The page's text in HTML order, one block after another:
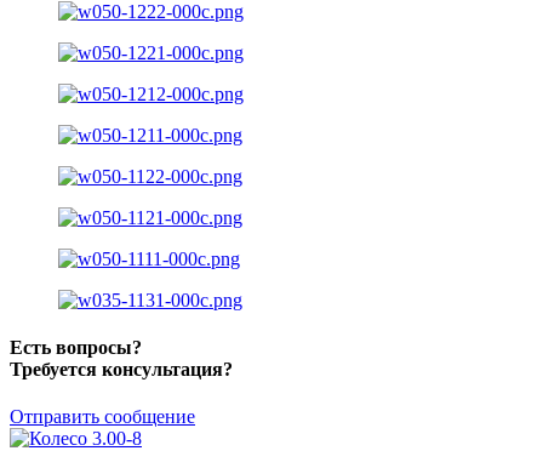
Есть вопросы?
Требуется консультация?
Отправить сообщение